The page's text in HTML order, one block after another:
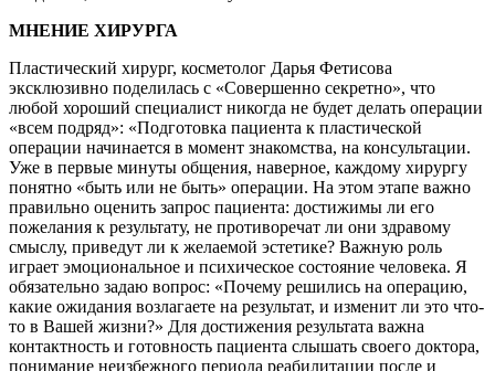
МНЕНИЕ ХИРУРГА
Пластический хирург, косметолог Дарья Фетисова
эксклюзивно поделилась с «Совершенно секретно», что
любой хороший специалист никогда не будет делать операции
«всем подряд»: «Подготовка пациента к пластической
операции начинается в момент знакомства, на консультации.
Уже в первые минуты общения, наверное, каждому хирургу
понятно «быть или не быть» операции. На этом этапе важно
правильно оценить запрос пациента: достижимы ли его
пожелания к результату, не противоречат ли они здравому
смыслу, приведут ли к желаемой эстетике? Важную роль
играет эмоциональное и психическое состояние человека. Я
обязательно задаю вопрос: «Почему решились на операцию,
какие ожидания возлагаете на результат, и изменит ли это что-
то в Вашей жизни?» Для достижения результата важна
контактность и готовность пациента слышать своего доктора,
понимание неизбежного периода реабилитации после и